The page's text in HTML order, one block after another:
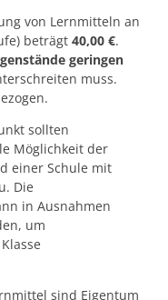
von Lernmitteln an
beträgt 40,00 €.
geringen
muss.
sollten
Möglichkeit der
einer Schule mit
Die
in Ausnahmen
um
sind Eigentum